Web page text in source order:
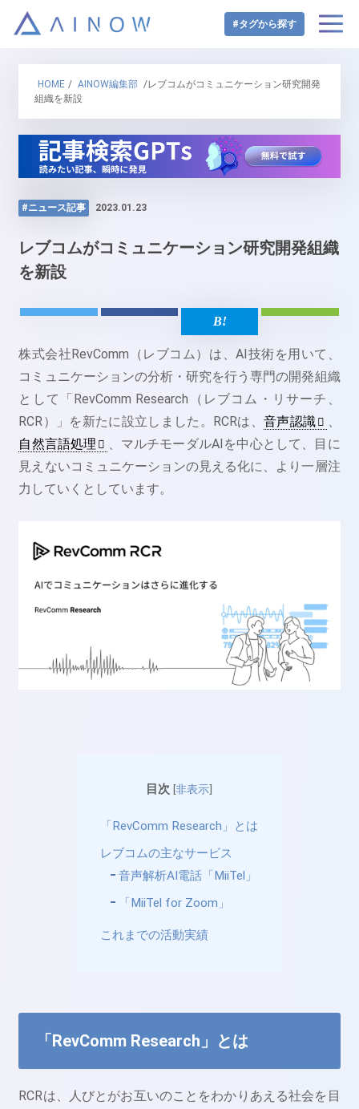
#タグから探す
HOME / AINOW編集部 /レブコムがコミュニケーション研究開発
組織を新設
#ニュース記事 2023.01.23
レブコムがコミュニケーション研究開発組織
を新設
株式会社RevComm（レブコム）は、AI技術を用いて、
コミュニケーションの分析・研究を行う専門の開発組織
として「RevComm Research（レブコム・リサーチ、
RCR）」を新たに設立しました。RCRは、 音声認識
、
自然言語処理
、マルチモーダルAIを中心として、目に
見えないコミュニケーションの見える化に、より一層注
力していくとしています。
目次 [非表示]
「RevComm Research」とは
レブコムの主なサービス
音声解析AI電話「MiiTel」
「MiiTel for Zoom」
これまでの活動実績
「RevComm Research」とは
RCRは、人びとがお互いのことをわかりあえる社会を目